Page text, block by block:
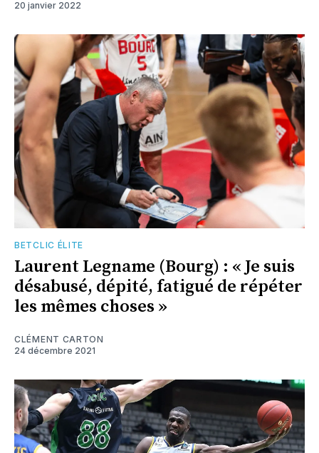
20 janvier 2022
BETCLIC ÉLITE
Laurent Legname (Bourg) : « Je suis
désabusé, dépité, fatigué de répéter
les mêmes choses »
CLÉMENT CARTON
24 décembre 2021